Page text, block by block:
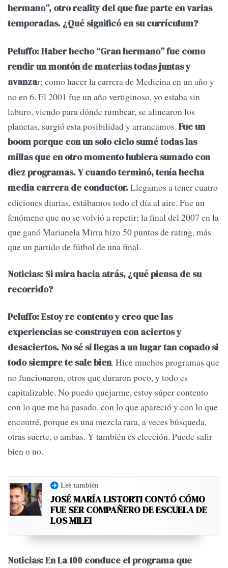
hermano”, otro reality del que fue parte en varias
temporadas. ¿Qué significó en su currículum?
Peluffo: Haber hecho “Gran hermano” fue como
rendir un montón de materias todas juntas y
avanzar; como hacer la carrera de Medicina en un año y
no en 6. El 2001 fue un año vertiginoso, yo estaba sin
laburo, viendo para dónde rumbear, se alinearon los
planetas, surgió esta posibilidad y arrancamos. Fue un
boom porque con un solo ciclo sumé todas las
millas que en otro momento hubiera sumado con
diez programas. Y cuando terminó, tenía hecha
media carrera de conductor.Llegamos a tener cuatro
ediciones diarias, estábamos todo el día al aire. Fue un
fenómeno que no se volvió a repetir; la final del 2007 en la
que ganó Marianela Mirra hizo 50 puntos de rating, más
que un partido de fútbol de una final.
Noticias: Si mira hacia atrás, ¿qué piensa de su
recorrido?
Peluffo: Estoy re contento y creo que las
experiencias se construyen con aciertos y
desaciertos. No sé si llegas a un lugar tan copado si
todo siempre te sale bien. Hice muchos programas que
no funcionaron, otros que duraron poco, y todo es
capitalizable. No puedo quejarme, estoy súper contento
con lo que me ha pasado, con lo que apareció y con lo que
encontré, porque es una mezcla rara, a veces búsqueda,
otras suerte, o ambas. Y también es elección. Puede salir
bien o no.
Leé también
JOSÉ MARÍA LISTORTI CONTÓ CÓMO
FUE SER COMPAÑERO DE ESCUELA DE
LOS MILEI
Noticias: En La 100 conduce el programa que